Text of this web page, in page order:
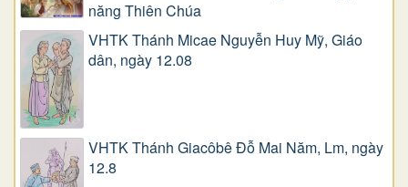
năng Thiên Chúa
VHTK Thánh Micae Nguyễn Huy Mỹ, Giáo
dân, ngày 12.08
VHTK Thánh Giacôbê Ðỗ Mai Năm, Lm, ngày
12.8